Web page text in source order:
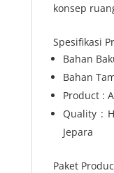
konsep
Spesifikasi
Bahan
Bahan
Product :
Quality :
Jepara
Paket